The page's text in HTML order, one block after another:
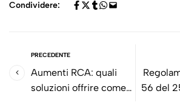
Condividere:
PRECEDENTE
Aumenti RCA: quali
soluzioni offrire come
56 del